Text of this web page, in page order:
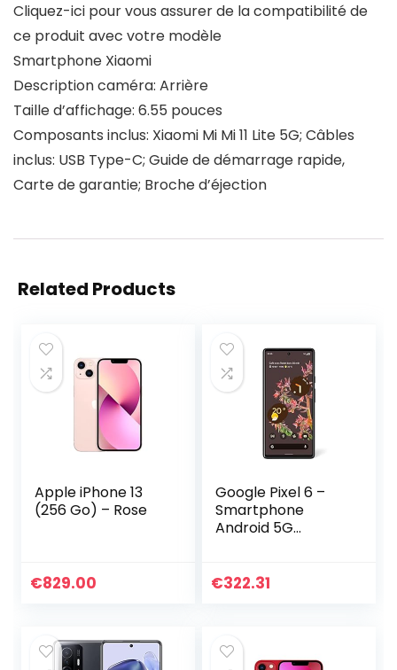
Cliquez-ici pour vous assurer de la compatibilité de
ce produit avec votre modèle
Smartphone Xiaomi
Description caméra: Arrière
Taille d’affichage: 6.55 pouces
Composants inclus: Xiaomi Mi Mi 11 Lite 5G; Câbles
inclus: USB Type-C; Guide de démarrage rapide,
Carte de garantie; Broche d’éjection
Related Products
Apple iPhone 13
(256 Go) – Rose
€829.00
Google Pixel 6 –
Smartphone
Android 5G
50 Mpx et objectif
FR
€322.31